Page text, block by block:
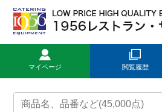
マイページ 閲覧履歴
トップページ